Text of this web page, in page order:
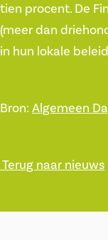
tien procent. De
(meer dan
in hun lokale
Bron: Algemeen
Terug naar nieuws